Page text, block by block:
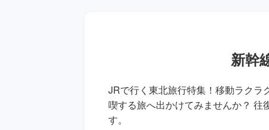
新幹
JRで行く東北旅行特集！移動ラクラ
喫する旅へ出かけてみませんか？ 往
す。